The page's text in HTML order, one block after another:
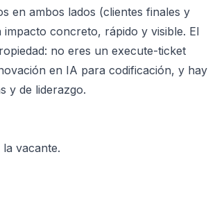
en ambos lados (clientes finales y
impacto concreto, rápido y visible. El
no eres un execute-ticket
en IA para codificación, y hay
y de liderazgo.
vacante.